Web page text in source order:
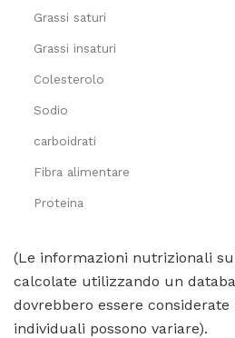
Grassi saturi
Grassi insaturi
Colesterolo
Sodio
carboidrati
Fibra alimentare
Proteina
(Le informazioni nutrizionali
calcolate utilizzando un
dovrebbero essere
individuali possono variare).